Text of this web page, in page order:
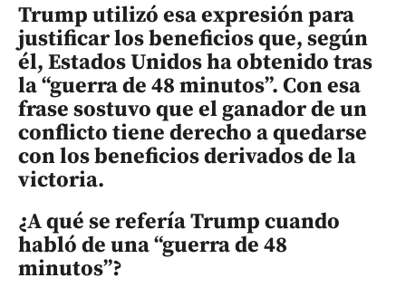
Trump utilizó esa expresión para
justificar los beneficios que, según
él, Estados Unidos ha obtenido tras
la “guerra de 48 minutos”. Con esa
frase sostuvo que el ganador de un
conflicto tiene derecho a quedarse
con los beneficios derivados de la
victoria.
¿A qué se refería Trump cuando
habló de una “guerra de 48
minutos”?